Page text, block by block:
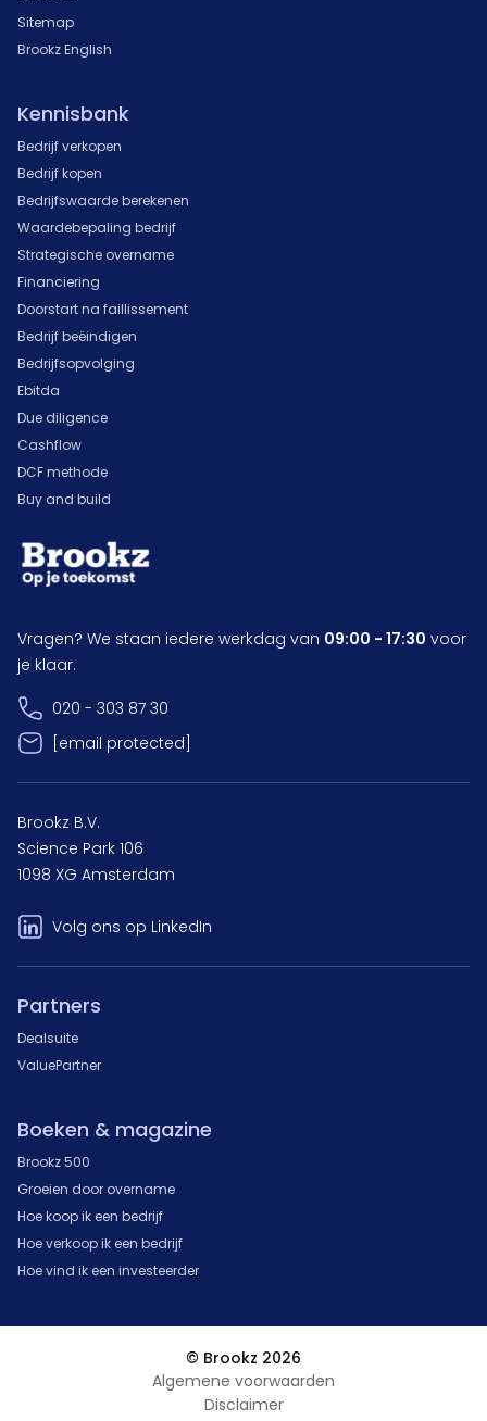
Sitemap
Brookz English
Kennisbank
Bedrijf verkopen
Bedrijf kopen
Bedrijfswaarde berekenen
Waardebepaling bedrijf
Strategische overname
Financiering
Doorstart na faillissement
Bedrijf beëindigen
Bedrijfsopvolging
Ebitda
Due diligence
Cashflow
DCF methode
Buy and build
Vragen? We staan iedere werkdag van 09:00 - 17:30 voor
je klaar.
020 - 303 87 30
[email protected]
Brookz B.V.
Science Park 106
1098 XG Amsterdam
Volg ons op LinkedIn
Partners
Dealsuite
ValuePartner
Boeken & magazine
Brookz 500
Groeien door overname
Hoe koop ik een bedrijf
Hoe verkoop ik een bedrijf
Hoe vind ik een investeerder
© Brookz 2026
Algemene voorwaarden
Disclaimer